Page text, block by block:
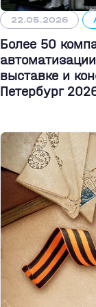
22.05.2026
Более 50
выставке и
Петербург